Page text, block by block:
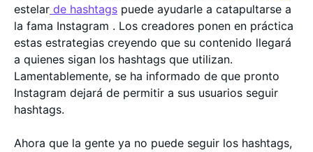
estelar de hashtags puede ayudarle a catapultarse a
la fama Instagram . Los creadores ponen en práctica
estas estrategias creyendo que su contenido llegará
a quienes sigan los hashtags que utilizan.
Lamentablemente, se ha informado de que pronto
Instagram dejará de permitir a sus usuarios seguir
hashtags.
Ahora que la gente ya no puede seguir los hashtags,